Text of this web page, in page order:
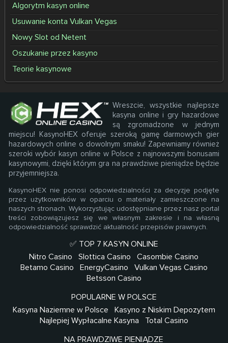
Algorytm kasyn online
Usuwanie konta Vulkan Vegas
Nowy Slot od Netent
Oszukanie przez kasyno
Teorie kasynowe
Wreszcie, wszystkie najlepsze
kasyna online i gry hazardowe
są zgromadzone w jednym
miejscu! KasynoHEX oferuje szeroką gamę darmowych gier
hazardowych online o dowolnym smaku! Zapewniamy również
szeroki wybór kasyn online w Polsce z najnowszymi bonusami
kasynowymi, dzięki którym gra na prawdziwe pieniądze będzie
przyjemniejsza.
KasynoHEX nie ponosi odpowiedzialności za decyzje podjęte
przez użytkowników w oparciu o materiały zamieszczone na
naszych stronach. Wykorzystując udostępniane przez nasz portal
treści zobowiązujesz się we własnym zakresie i na własną
odpowiedzialność sprawdzić aktualność przepisów prawnych.
✅ TOP 7 KASYN ONLINE
Nitro Casino
Slottica Casino
Casombie Casino
Betamo Casino
EnergyCasino
Vulkan Vegas Casino
Betsson Casino
POPULARNE W POLSCE
Kasyna Naziemne w Polsce
Kasyno z Niskim Depozytem
Najlepiej Wypłacalne Kasyna
Total Casino
NA PRAWDZIWE PIENIĄDZE